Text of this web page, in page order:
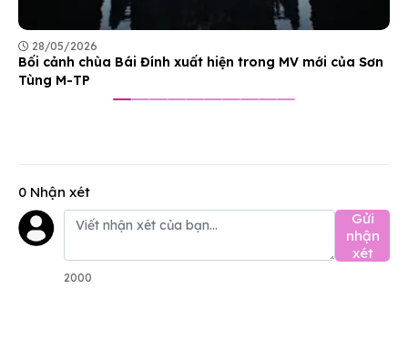
28/05/2026
Bối cảnh chùa Bái Đính xuất hiện trong MV mới của Sơn
Tùng M-TP
0 Nhận xét
Gửi
nhận
xét
2000